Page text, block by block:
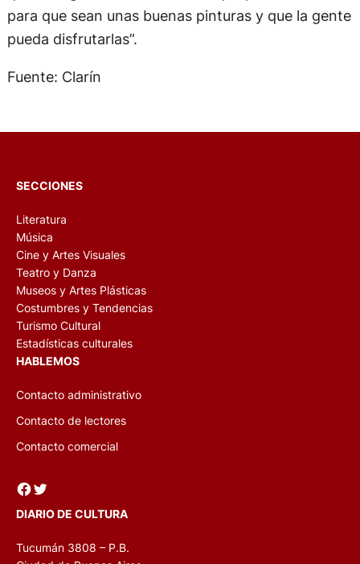
Por eso, la expo y subasta a beneficio también son
muestras de agradecimiento, un tributo hacia el
hacer es único en el mundo. Son imágenes de
Fuente: Clarín
SECCIONES
Literatura
Cine y Artes Visuales
Museos y Artes Plásticas
Costumbres y Tendencias
HABLEMOS
Contacto de lectores